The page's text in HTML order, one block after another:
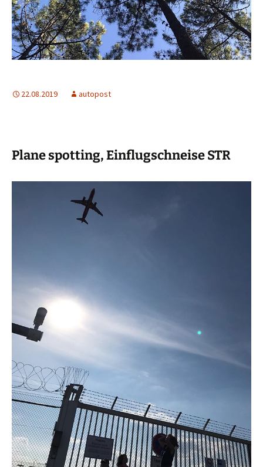
22.08.2019 autopost
Plane spotting, Einflugschneise STR